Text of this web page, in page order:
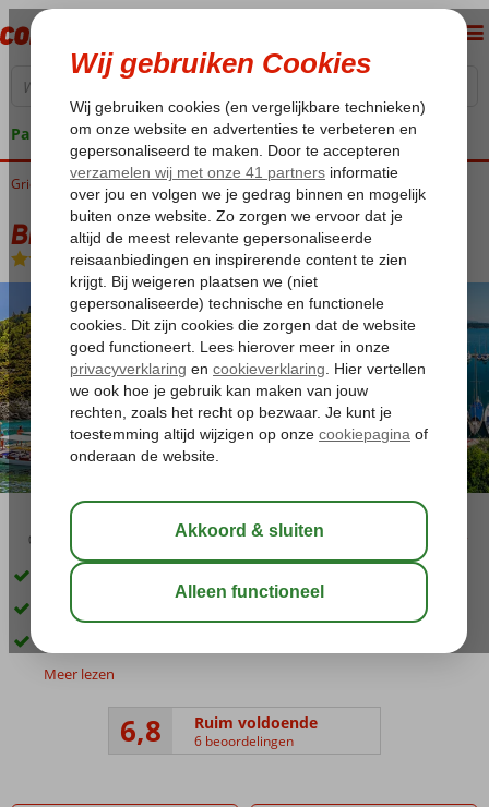
Pakketgarantie
Home
Griekenland Corfu Bingoreizen Corfu Bingo Corfu Appartementen
Bingo Corfu Appartementen
Logies-Appartement
02:50
Verblijf op basis van logies
3-sterren studio
Meer lezen
6,8 Ruim voldoende
6 beoordelingen